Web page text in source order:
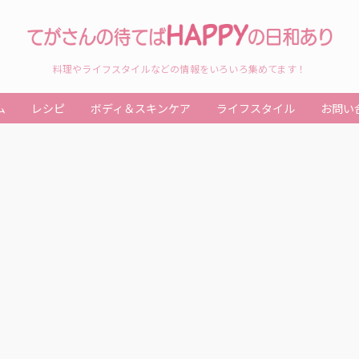
料理やライフスタイルなどの情報をいろいろ集めてます！
レシピ ボディ＆スキンケア ライフスタイル お問い